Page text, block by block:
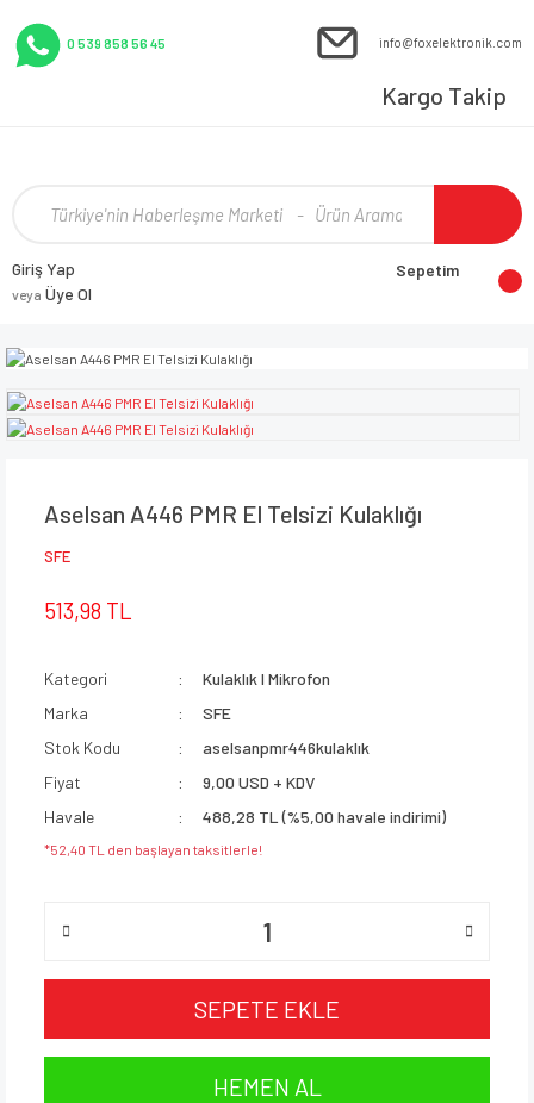
0 539 858 56 45 info@foxelektronik.com
Kargo Takip
Giriş Yap
veya Üye Ol
Sepetim
Aselsan A446 PMR El Telsizi Kulaklığı
SFE
513,98 TL
Kategori
Kulaklık I Mikrofon
Marka
SFE
Stok Kodu
aselsanpmr446kulaklık
Fiyat
9,00 USD + KDV
Havale
488,28 TL (%5,00 havale indirimi)
*52,40 TL den başlayan taksitlerle!
SEPETE EKLE
HEMEN AL